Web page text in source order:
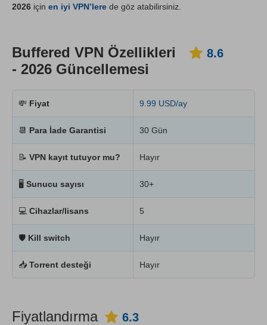
Güvenilirlik & Destek 8.6
2026 için en iyi VPN’lere de göz atabilirsiniz.
Buffered VPN Özellikleri
- 2026 Güncellemesi
8.6
💸 Fiyat 9.99 USD/ay
📆 Para İade Garantisi 30 Gün
📝 VPN kayıt tutuyor mu? Hayır
🖥 Sunucu sayısı 30+
💻 Cihazlar/lisans 5
🛡 Kill switch Hayır
📥 Torrent desteği Hayır
Fiyatlandırma 6.3